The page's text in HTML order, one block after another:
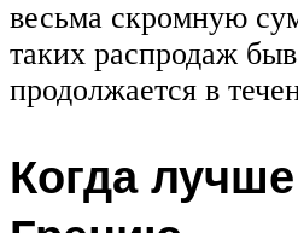
весьма скромную
таких распродаж
продолжается в
Когда